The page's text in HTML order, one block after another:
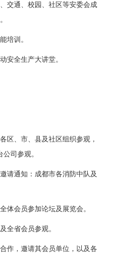
交通、校园、社区等安委会成
培训。
安全生产大讲堂。
区、市、县及社区组织参观，
司参观。
请通知：成都市各消防中队及
体会员参加论坛及展览会。
全省会员参观。
作，邀请其会员单位，以及各